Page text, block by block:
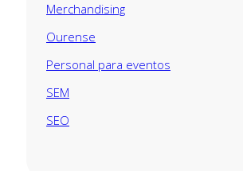
Merchandising
Ourense
Personal para eventos
SEM
SEO